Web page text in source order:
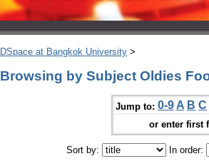
DSpace at Bangkok University >
Browsing by Subject Oldies
Jump to: 0-9 A B C
or enter first
Sort by: In order: